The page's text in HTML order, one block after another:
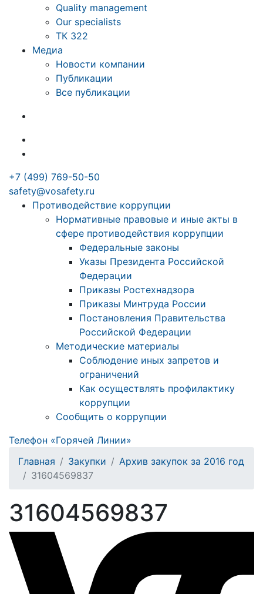
Quality management
Our specialists
ТК 322
Медиа
Новости компании
Публикации
Все публикации
+7 (499) 769-50-50
safety@vosafety.ru
Противодействие коррупции
Нормативные правовые и иные акты в
сфере противодействия коррупции
Федеральные законы
Указы Президента Российской
Федерации
Приказы Ростехнадзора
Приказы Минтруда России
Постановления Правительства
Российской Федерации
Методические материалы
Соблюдение иных запретов и
ограничений
Как осуществлять профилактику
коррупции
Сообщить о коррупции
Телефон «Горячей Линии»
Главная
Закупки
Архив закупок за 2016 год
31604569837
31604569837